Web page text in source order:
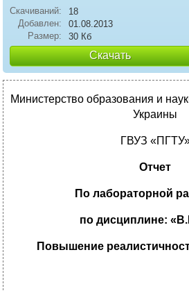
Скачиваний:
18
Добавлен:
01.08.2013
Размер:
30 Кб
Скачать
Министерство образования и
Украины
ГВУЗ
Отчет
По лабораторной
по дисциплине:
Повышение